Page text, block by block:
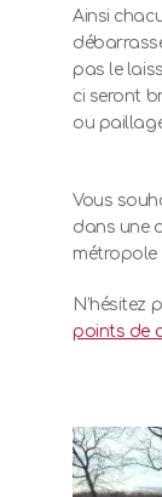
Ainsi
pas le
ci seront
ou
Vous
dans une
métropole
N’hésitez
points de